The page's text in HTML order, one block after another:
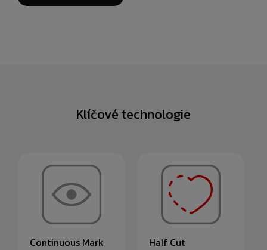
Klíčové technologie
Continuous Mark Half Cut